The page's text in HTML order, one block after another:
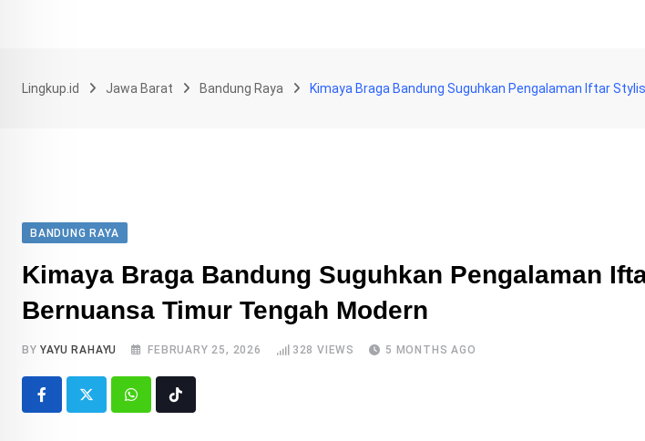
Lingkup.id Jawa Barat Bandung Raya Kimaya Braga Bandung Suguhkan Pengalaman Iftar
BANDUNG RAYA
Kimaya Braga Bandung Suguhkan Pengalaman
Bernuansa Timur Tengah Modern
BYYAYU RAHAYU FEBRUARY 25, 2026 328 VIEWS 5 MONTHS AGO
WhatsappTiktok